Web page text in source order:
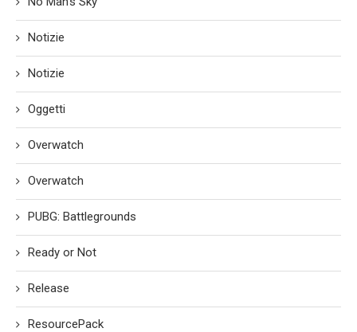
Notizie
Notizie
Oggetti
Overwatch
Overwatch
PUBG: Battlegrounds
Ready or Not
Release
ResourcePack